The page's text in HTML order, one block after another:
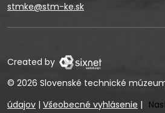
stmke@stm-ke.sk
Created by
© 2026 Slovenské technické
údajov | Všeobecné vyhlásenie |